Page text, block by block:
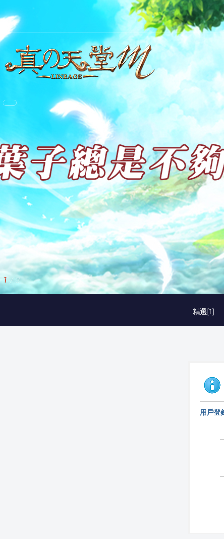
精選[1]
1 / 3
用戶登